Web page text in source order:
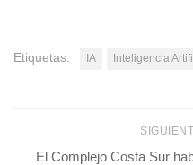
Etiquetas: IA Inteligencia
El Complejo Costa Sur